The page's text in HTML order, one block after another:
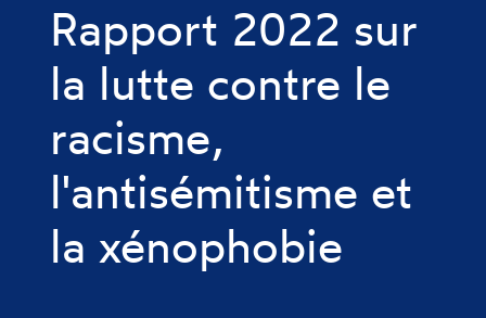
Rapport 2022 sur
la lutte contre le
racisme,
l'antisémitisme et
la xénophobie